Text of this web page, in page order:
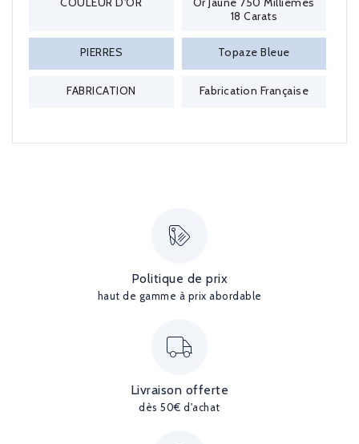
18 Carats
PIERRES Topaze Bleue
FABRICATION Fabrication Française
Politique de prix
haut de gamme à prix abordable
Livraison offerte
dès 50€ d'achat